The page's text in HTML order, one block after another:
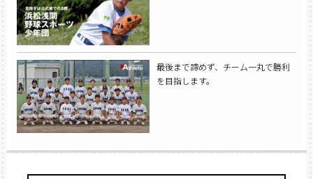
最後まで諦めず、チーム一丸で勝利
を目指します。